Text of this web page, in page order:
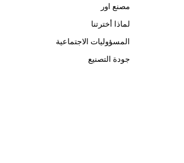
مصنع اور
لماذا أخترتنا
المسؤوليات الاجتماعية
جودة التصنيع